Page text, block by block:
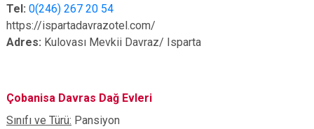
Tel: 0(246) 267 20 54
https://ispartadavrazotel.com/
Adres: Kulovası Mevkii Davraz/ Isparta
Çobanisa Davras Dağ Evleri
Sınıfı ve Türü: Pansiyon